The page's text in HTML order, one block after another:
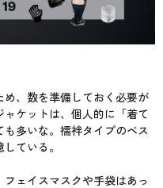
、数を準備しておく必要が
ケットは、個人的に「着て
多いな。襦袢タイプのベス
ている。
ェイスマスクや手袋はあっ